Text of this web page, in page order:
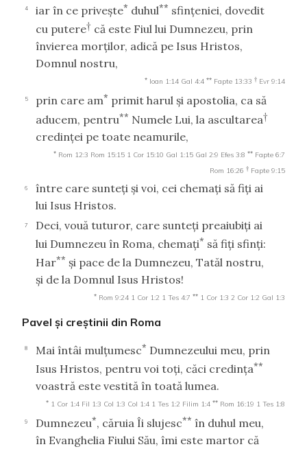
4 iar în ce priveşte* duhul** sfinţeniei, dovedit
cu putere† că este Fiul lui Dumnezeu, prin
învierea morţilor, adică pe Isus Hristos,
Domnul nostru,
* Ioan 1:14 Gal 4:4 ** Fapte 13:33 † Evr 9:14
5 prin care am* primit harul şi apostolia, ca să
aducem, pentru** Numele Lui, la ascultarea†
credinţei pe toate neamurile,
* Rom 12:3 Rom 15:15 1 Cor 15:10 Gal 1:15 Gal 2:9 Efes 3:8 ** Fapte 6:7
Rom 16:26 † Fapte 9:15
6
între care sunteţi şi voi, cei chemaţi să fiţi ai
lui Isus Hristos.
7
Deci, vouă tuturor, care sunteţi preaiubiţi ai
lui Dumnezeu în Roma, chemaţi* să fiţi sfinţi:
Har** şi pace de la Dumnezeu, Tatăl nostru,
şi de la Domnul Isus Hristos!
* Rom 9:24 1 Cor 1:2 1 Tes 4:7 ** 1 Cor 1:3 2 Cor 1:2 Gal 1:3
Pavel şi creştinii din Roma
8 Mai întâi mulţumesc* Dumnezeului meu, prin
Isus Hristos, pentru voi toţi, căci credinţa**
voastră este vestită în toată lumea.
* 1 Cor 1:4 Fil 1:3 Col 1:3 Col 1:4 1 Tes 1:2 Filim 1:4 ** Rom 16:19 1 Tes 1:8
9 Dumnezeu*, căruia Îi slujesc** în duhul meu,
în Evanghelia Fiului Său, îmi este martor că